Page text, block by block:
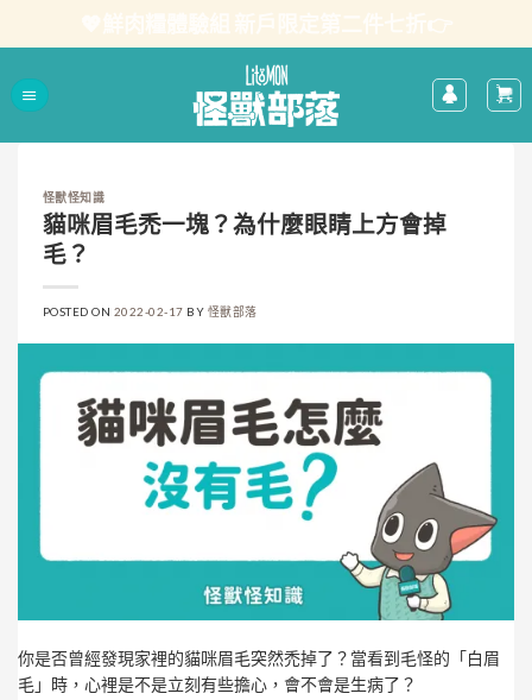
怪獸怪知識
貓咪眉毛禿一塊？為什麼眼睛上方會掉
毛？
POSTED ON 2022-02-17 BY 怪獸部落
你是否曾經發現家裡的貓咪眉毛突然禿掉了？當看到毛怪的「白眉
毛」時，心裡是不是立刻有些擔心，會不會是生病了？